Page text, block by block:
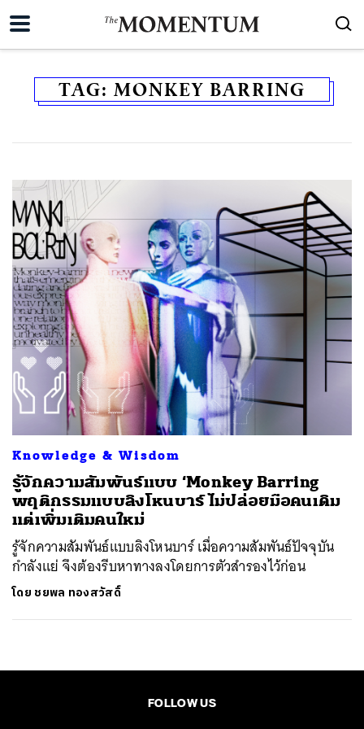
TAG: MONKEY BARRING
Knowledge & Wisdom
รู้จักความสัมพันธ์แบบ ‘Monkey Barring
พฤติกรรมแบบลิงโหนบาร์ ไม่ปล่อยมือคนเดิม
แต่เพิ่มเติมคนใหม่
รู้จักความสัมพันธ์แบบลิงโหนบาร์ เมื่อความสัมพันธ์ปัจจุบัน
กำลังแย่ จึงต้องรีบหาทางลงโดยการตัวสำรองไว้ก่อน
โดย ชยพล ทองสวัสดิ์
FOLLOW US
ค้นหา
SHARE TWEET LINE EMAIL